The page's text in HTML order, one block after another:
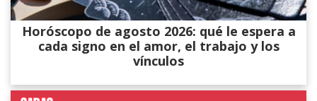
Horóscopo de agosto 2026: qué le espera a
cada signo en el amor, el trabajo y los
vínculos